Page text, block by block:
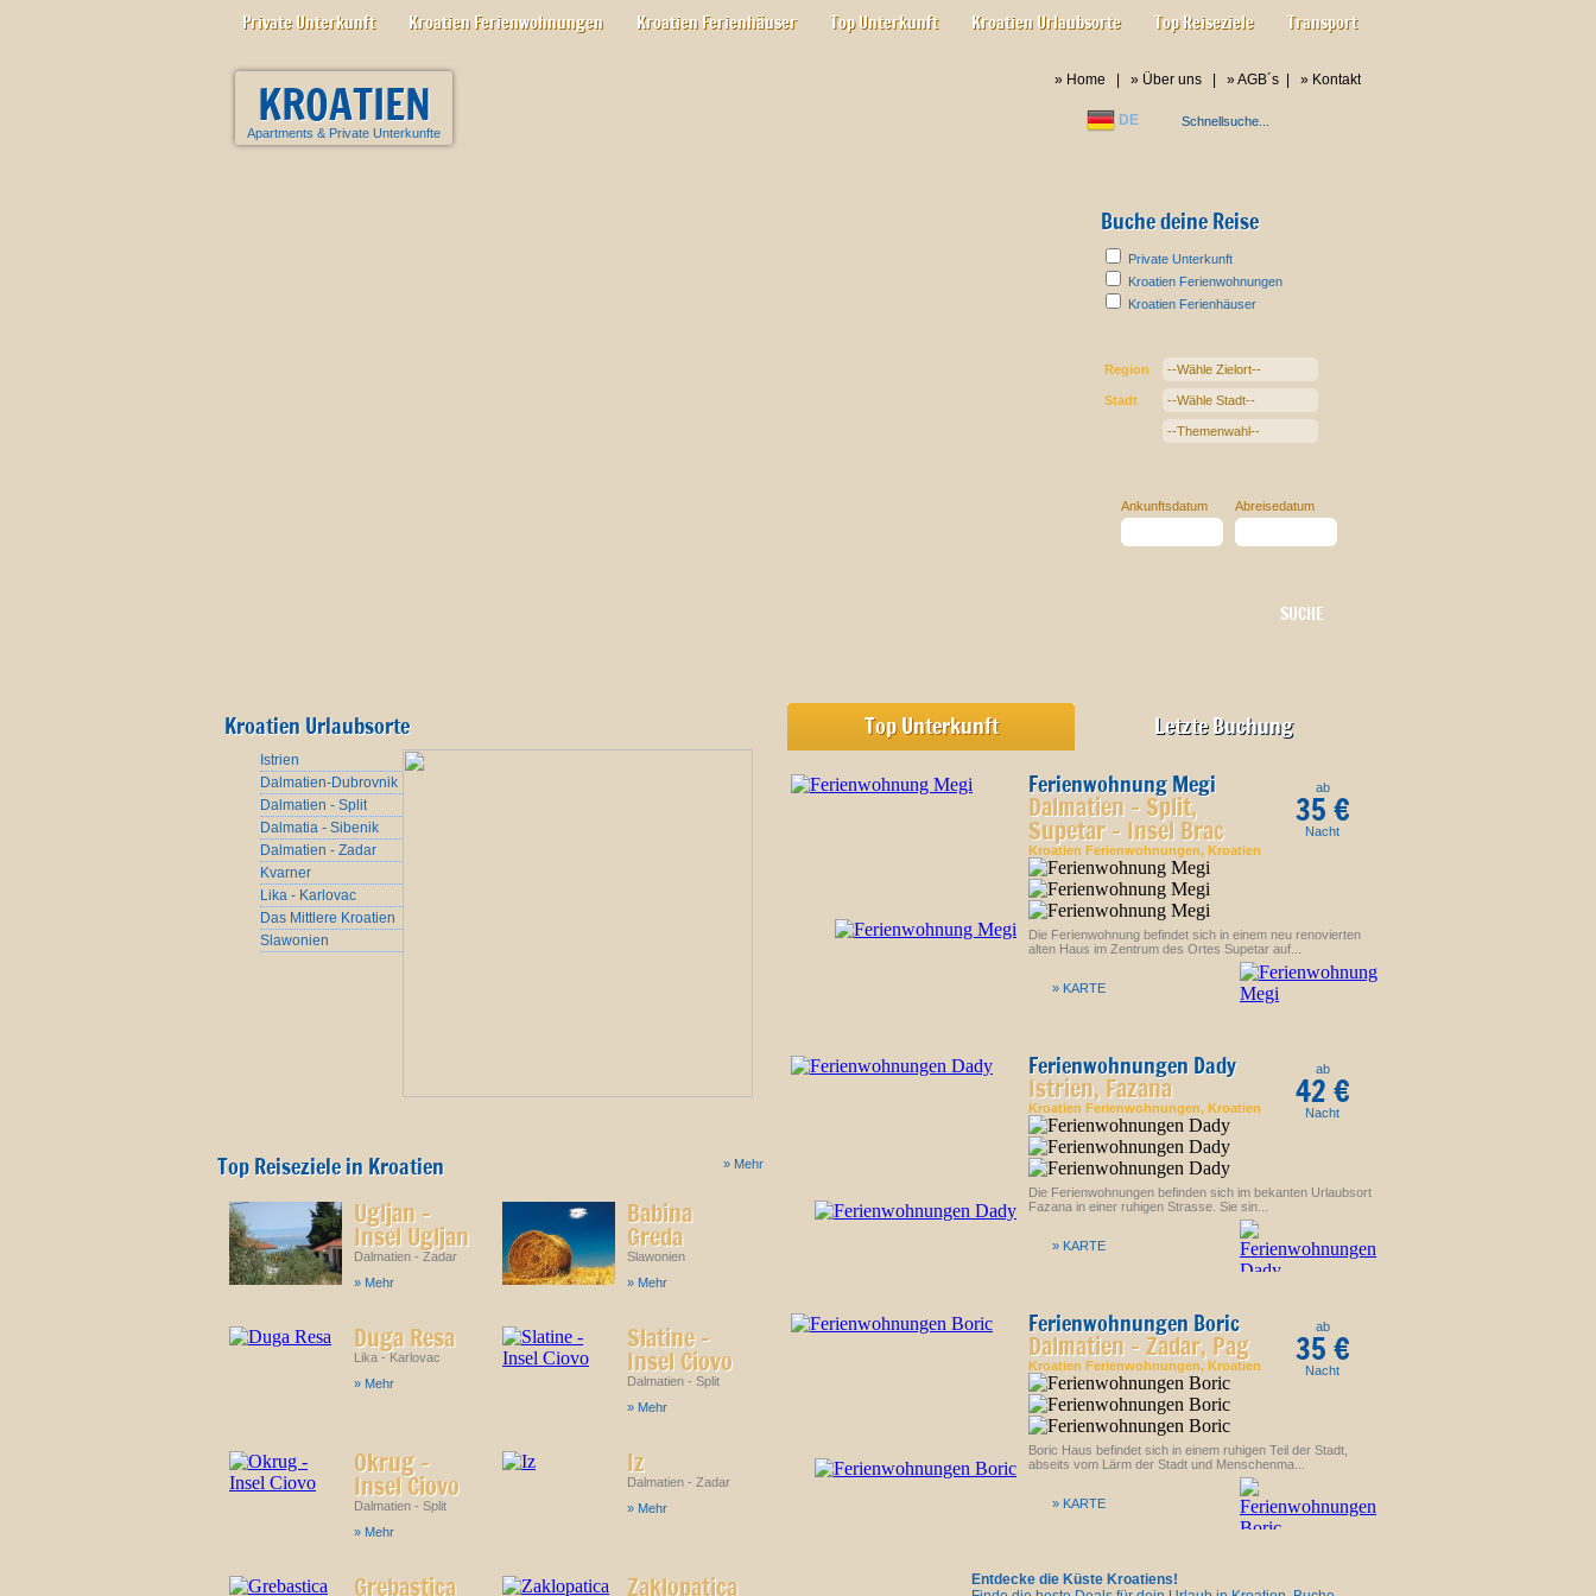
Private Unterkunft Kroatien Ferienwohnungen Kroatien Ferienhäuser Top Unterkunft Kroatien Urlaubsorte Top Reiseziele Transport
KROATIEN
Apartments & Private Unterkunfte
» Home | » Über uns | »AGB´s | » Kontakt
DE
Buche deine Reise
Private Unterkunft
Kroatien Ferienwohnungen
Kroatien Ferienhäuser
Region
Stadt
Ankunftsdatum Abreisedatum
Kroatien Urlaubsorte
Istrien
Dalmatien-Dubrovnik
Dalmatien - Split
Dalmatia - Sibenik
Dalmatien - Zadar
Kvarner
Lika - Karlovac
Das Mittlere Kroatien
Slawonien
Top Reiseziele in Kroatien » Mehr
Ugljan -
Insel Ugljan
Dalmatien - Zadar
» Mehr
Babina
Greda
Slawonien
» Mehr
Duga Resa
Lika - Karlovac
» Mehr
Slatine -
Insel Ciovo
Dalmatien - Split
» Mehr
Okrug -
Insel Ciovo
Dalmatien - Split
» Mehr
Iz
Dalmatien - Zadar
» Mehr
Grebastica Zaklopatica
Top Unterkunft Letzte Buchung
ab
35 €
Nacht
Ferienwohnung Megi
Dalmatien - Split,
Supetar - Insel Brac
Kroatien Ferienwohnungen, Kroatien
Die Ferienwohnung befindet sich in einem neu renovierten
alten Haus im Zentrum des Ortes Supetar auf...
» KARTE
ab
42 €
Nacht
Ferienwohnungen Dady
Istrien, Fazana
Kroatien Ferienwohnungen, Kroatien
Die Ferienwohnungen befinden sich im bekanten Urlaubsort
Fazana in einer ruhigen Strasse. Sie sin...
» KARTE
ab
35 €
Nacht
Ferienwohnungen Boric
Dalmatien - Zadar, Pag
Kroatien Ferienwohnungen, Kroatien
Boric Haus befindet sich in einem ruhigen Teil der Stadt,
abseits vom Lärm der Stadt und Menschenma...
» KARTE
Entdecke die Küste Kroatiens!